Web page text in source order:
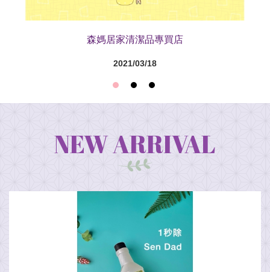
森媽居家清潔品專買店
2021/03/18
NEW ARRIVAL